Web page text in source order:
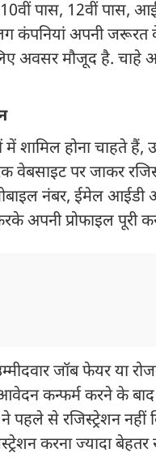
पास, 12वीं पास,
अपनी जरूरत
अवसर मौजूद है. चाहे
में शामिल होना चाहते
पर जाकर
नंबर, ईमेल आईडी
अपनी प्रोफाइल पूरी
जॉब फेयर या
कन्फर्म करने के बाद
पहले से रजिस्ट्रेशन
करना ज्यादा बेहतर